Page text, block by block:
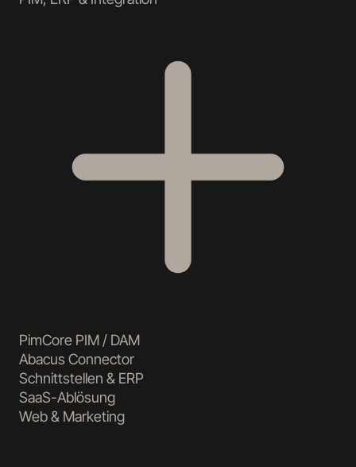
PimCore PIM / DAM
Abacus Connector
Schnittstellen & ERP
SaaS-Ablösung
Web & Marketing